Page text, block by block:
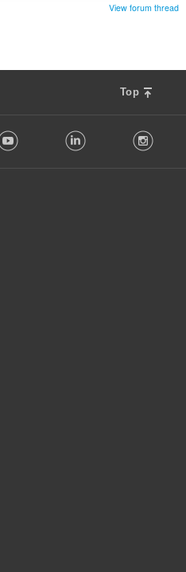
View forum thread
Top
Youtube LinkedIn